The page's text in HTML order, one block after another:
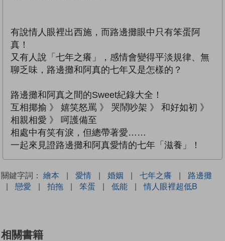
有說情人眼裡出西施，而路邊攤眼中只有笨蛋阿
真！
又有人說「七年之癢」，感情會變得平淡規律、無
聊乏味，路邊攤和阿真的七年又是怎樣的？
路邊攤和阿真之間的Sweet紀錄大全！
互相揶揄 》 嬉笑怒罵 》 哭鬧吵架 》 和好如初 》
相親相愛 》 呵護備至
相處中有笑有淚，但總帶著愛……
一起來見證路邊攤和阿真愛情的七年「滋養」！
關鍵字詞： 繪本 | 愛情 | 婚姻 | 七年之癢 |
路邊攤
|
戀愛 | 拍拖 | 笨蛋 | 低能 | 情人眼裡超低B
相關書籍